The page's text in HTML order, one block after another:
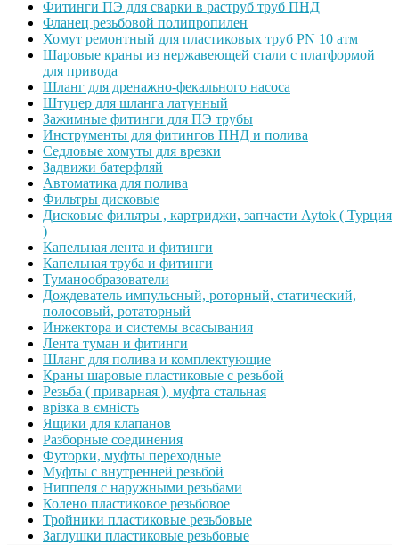
Фитинги ПЭ для сварки в раструб труб ПНД
Фланец резьбовой полипропилен
Хомут ремонтный для пластиковых труб PN 10 атм
Шаровые краны из нержавеющей стали с платформой
для привода
Шланг для дренажно-фекального насоса
Штуцер для шланга латунный
Зажимные фитинги для ПЭ трубы
Инструменты для фитингов ПНД и полива
Седловые хомуты для врезки
Задвижи батерфляй
Автоматика для полива
Фильтры дисковые
Дисковые фильтры , картриджи, запчасти Aytok ( Турция
)
Капельная лента и фитинги
Капельная труба и фитинги
Туманообразователи
Дождеватель импульсный, роторный, статический,
полосовый, ротаторный
Инжектора и системы всасывания
Лента туман и фитинги
Шланг для полива и комплектующие
Краны шаровые пластиковые с резьбой
Резьба ( приварная ), муфта стальная
врізка в ємність
Ящики для клапанов
Разборные соединения
Футорки, муфты переходные
Муфты с внутренней резьбой
Ниппеля с наружными резьбами
Колено пластиковое резьбовое
Тройники пластиковые резьбовые
Заглушки пластиковые резьбовые